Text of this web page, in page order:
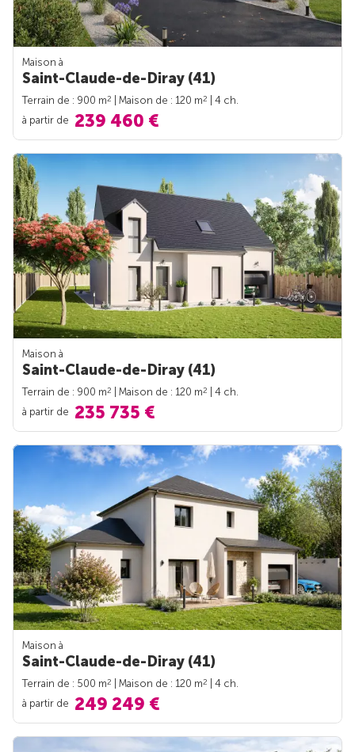
Maison à
Saint-Claude-de-Diray (41)
Terrain de : 900 m2 | Maison de : 120 m2
| 4 ch.
à partir de 239 460 €
Maison à
Saint-Claude-de-Diray (41)
Terrain de : 900 m2 | Maison de : 120 m2
| 4 ch.
à partir de 235 735 €
Maison à
Saint-Claude-de-Diray (41)
Terrain de : 500 m2 | Maison de : 120 m2
| 4 ch.
à partir de 249 249 €